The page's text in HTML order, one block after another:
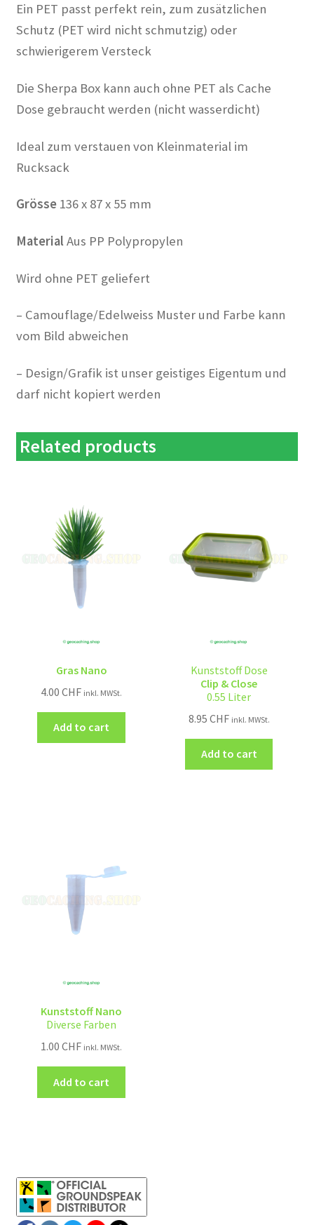
Ein PET passt perfekt rein, zum zusätzlichen
Schutz (PET wird nicht schmutzig) oder
schwierigerem Versteck
Die Sherpa Box kann auch ohne PET als Cache
Dose gebraucht werden (nicht wasserdicht)
Ideal zum verstauen von Kleinmaterial im
Rucksack
Grösse136 x 87 x 55 mm
MaterialAus PP Polypropylen
Wird ohne PET geliefert
– Camouflage/Edelweiss Muster und Farbe kann
vom Bild abweichen
– Design/Grafik ist unser geistiges Eigentum und
darf nicht kopiert werden
Related products
Gras Nano
4.00CHF inkl. MWSt.
Add to cart
Kunststoff Dose
Clip & Close
0.55 Liter
8.95 CHF inkl. MWSt.
Add to cart
Kunststoff Nano
Diverse Farben
1.00CHF inkl. MWSt.
Add to cart